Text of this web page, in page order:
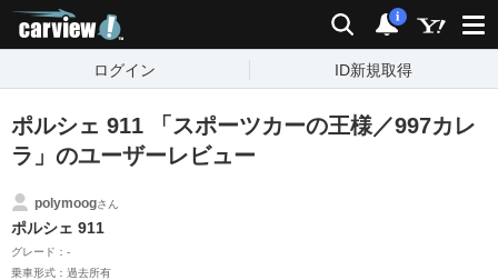
検索 通知
i
ログイン ID新規取得
ポルシェ 911 「スポーツカーの王様／997カレ
ラ」のユーザーレビュー
polymoogさん
ポルシェ 911
グレード：-
乗車形式：過去所有